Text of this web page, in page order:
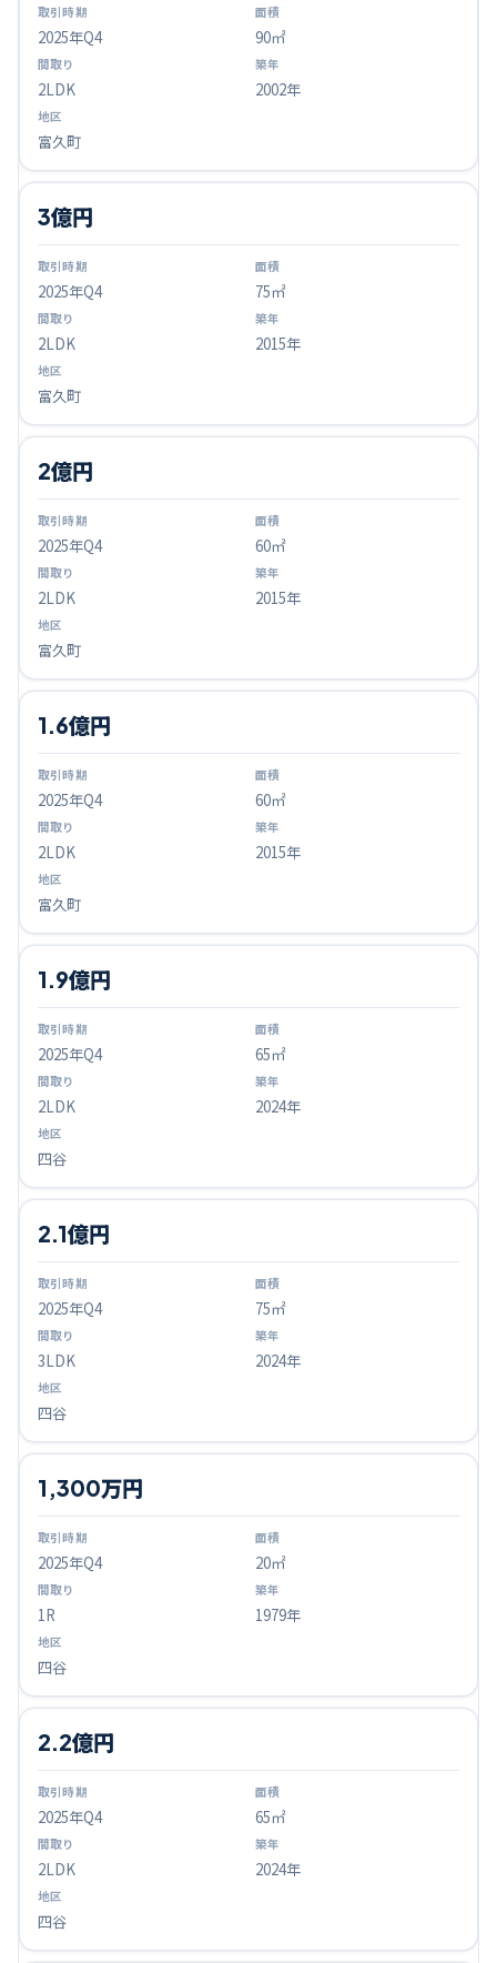
2025年Q4 90㎡
2LDK 2002年
富久町
2025年Q4
3億円
75㎡
2LDK 2015年
富久町
2025年Q4
2億円
60㎡
2LDK 2015年
富久町
2025年Q4
1.6億円
60㎡
2LDK 2015年
富久町
2025年Q4
1.9億円
65㎡
2LDK 2024年
四谷
2025年Q4
2.1億円
75㎡
3LDK 2024年
四谷
2025年Q4
1,300万円
20㎡
1R 1979年
四谷
2025年Q4
2.2億円
65㎡
2LDK 2024年
四谷